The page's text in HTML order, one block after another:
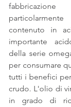
contenuto in
importante
della serie
per consumare
tutti i benefici
crudo. L'olio di
in grado di